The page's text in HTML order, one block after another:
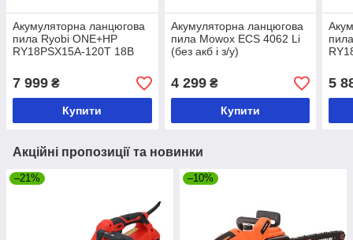
Акумуляторна ланцюгова
пила Ryobi ONE+HP
RY18PSX15A-120T 18B
7 999 ₴
Купити
Акумуляторна ланцюгова
пила Mowox ECS 4062 Li
(без акб і з/у)
4 299₴
Купити
5
Акційні пропозиції та новинки
–21% –10%